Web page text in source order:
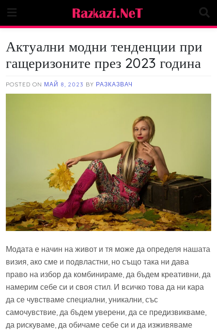
content
Актуални модни тенденции при
гащеризоните през 2023 година
POSTED ON МАЙ 8, 2023 BY РАЗКАЗВАЧ
Модата е начин на живот и тя може да определя нашата
визия, ако сме и подвластни, но също така ни дава
право на избор да комбинираме, да бъдем креативни, да
намерим себе си и своя стил. И всичко това да ни кара
да се чувстваме специални, уникални, със
самочувствие, да бъдем уверени, да се предизвикваме,
да рискуваме, да обичаме себе си и да изживяваме